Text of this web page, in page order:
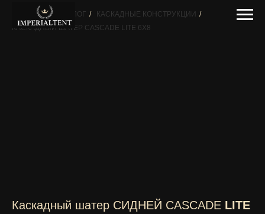
ГЛАВНАЯ / КАТАЛОГ / КАСКАДНЫЕ КОНСТРУКЦИИ /
КАСКАДНЫЙ ШАТЕР CASCADE LITE 6Х8
Каскадный шатер СИДНЕЙ CASCADE LITE